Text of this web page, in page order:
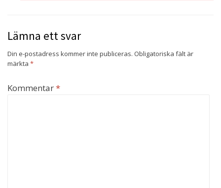
Lämna ett svar
Din e-postadress kommer inte publiceras. Obligatoriska fält är
märkta *
Kommentar*